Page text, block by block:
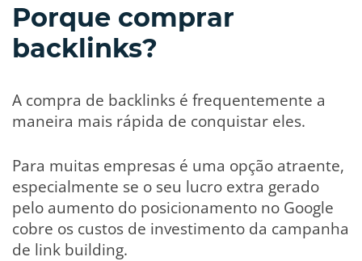
Porque comprar
backlinks?
A compra de backlinks é frequentemente a
maneira mais rápida de conquistar eles.
Para muitas empresas é uma opção atraente,
especialmente se o seu lucro extra gerado
pelo aumento do posicionamento no Google
cobre os custos de investimento da campanha
de link building.